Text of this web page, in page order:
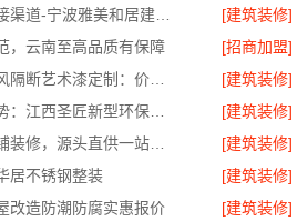
[建筑装修]
，云南至高品质有保障 [招商加盟]
[建筑装修]
[建筑装修]
[建筑装修]
居不锈钢整装 [建筑装修]
改造防潮防腐实惠报价 [建筑装修]